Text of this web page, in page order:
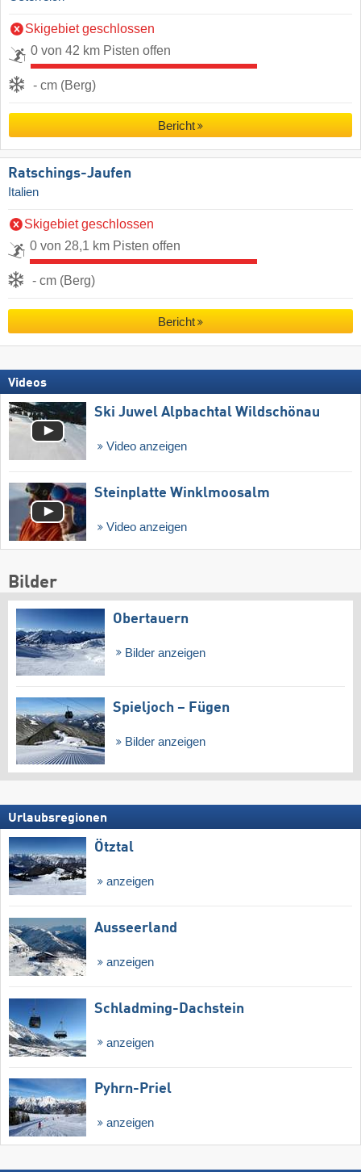
Skigebiet geschlossen
0 von 42 km Pisten offen
- cm (Berg)
Bericht
Ratschings-Jaufen
Italien
Skigebiet geschlossen
0 von 28,1 km Pisten offen
- cm (Berg)
Bericht
Videos
Ski Juwel Alpbachtal Wildschönau
Video anzeigen
Steinplatte Winklmoosalm
Video anzeigen
Bilder
Obertauern
Bilder anzeigen
Spieljoch – Fügen
Bilder anzeigen
Urlaubsregionen
Ötztal
anzeigen
Ausseerland
anzeigen
Schladming-Dachstein
anzeigen
Pyhrn-Priel
anzeigen